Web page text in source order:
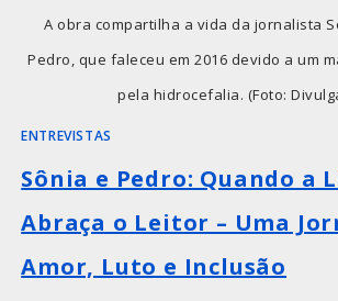
A obra compartilha a vida da jornalista
Pedro, que faleceu em 2016 devido a um
pela hidrocefalia. (Foto:
ENTREVISTAS
Sônia e Pedro: Quando a
Abraça o Leitor – Uma
Amor, Luto e Inclusão